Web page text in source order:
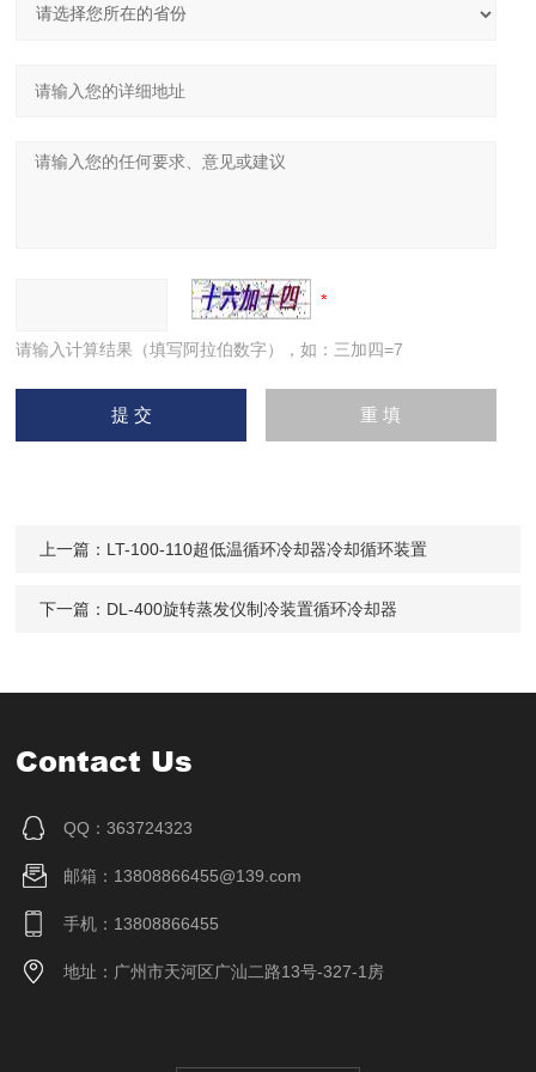
请输入计算结果（填写阿拉伯数字），如：三加四=7
上一篇： LT-100-110超低温循环冷却器冷却循环装置
下一篇： DL-400旋转蒸发仪制冷装置循环冷却器
Contact Us
QQ：363724323
邮箱：13808866455@139.com
手机：13808866455
地址：广州市天河区广汕二路13号-327-1房